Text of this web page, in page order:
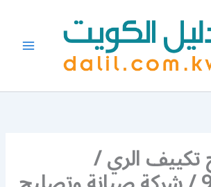
الري /